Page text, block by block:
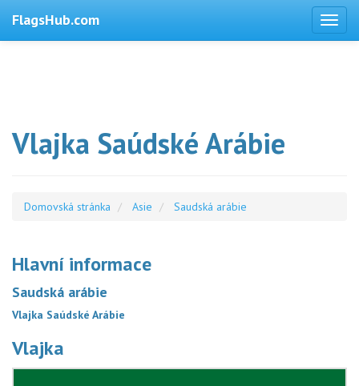
FlagsHub.com
Vlajka Saúdské Arábie
Domovská stránka Asie Saudská arábie
Hlavní informace
Saudská arábie
Vlajka Saúdské Arábie
Vlajka